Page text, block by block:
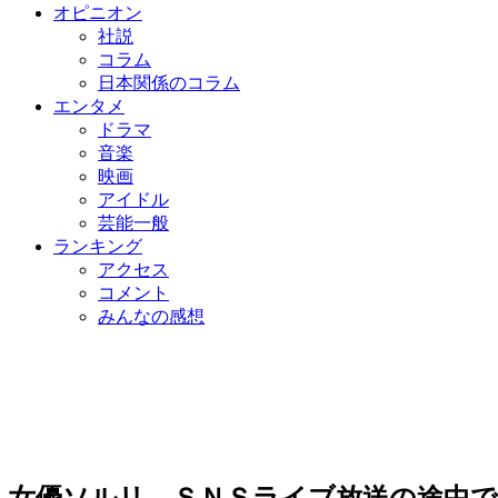
オピニオン
社説
コラム
日本関係のコラム
エンタメ
ドラマ
音楽
映画
アイドル
芸能一般
ランキング
アクセス
コメント
みんなの感想